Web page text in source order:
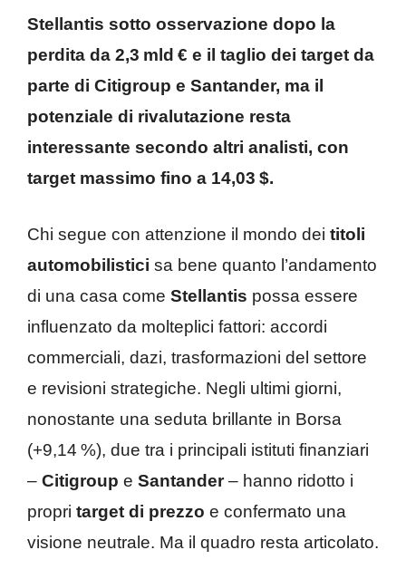
Stellantis sotto osservazione dopo la
perdita da 2,3 mld € e il taglio dei target da
parte di Citigroup e Santander, ma il
potenziale di rivalutazione resta
interessante secondo altri analisti, con
target massimo fino a 14,03 $.
Chi segue con attenzione il mondo dei titoli
automobilistici sa bene quanto l’andamento
di una casa come Stellantis possa essere
influenzato da molteplici fattori: accordi
commerciali, dazi, trasformazioni del settore
e revisioni strategiche. Negli ultimi giorni,
nonostante una seduta brillante in Borsa
(+9,14 %), due tra i principali istituti finanziari
– Citigroup e Santander– hanno ridotto i
propri target di prezzo e confermato una
visione neutrale. Ma il quadro resta articolato.